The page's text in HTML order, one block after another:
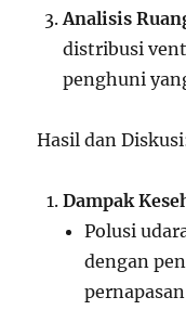
Analisis
distribusi
penghuni
Hasil dan
Dampak
Polusi
dengan